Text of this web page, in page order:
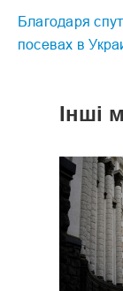
Благодаря
посевах в
Інші